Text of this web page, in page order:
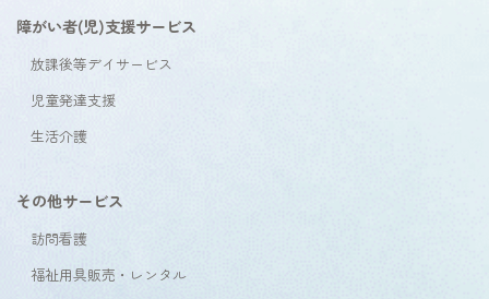
障がい者(児)支援サービス
放課後等デイサービス
児童発達支援
生活介護
その他サービス
訪問看護
福祉用具販売・レンタル